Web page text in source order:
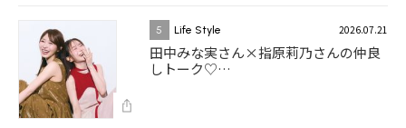
5 Life Style 2026.07.21
田中みな実さん×指原莉乃さんの仲良
しトーク♡…